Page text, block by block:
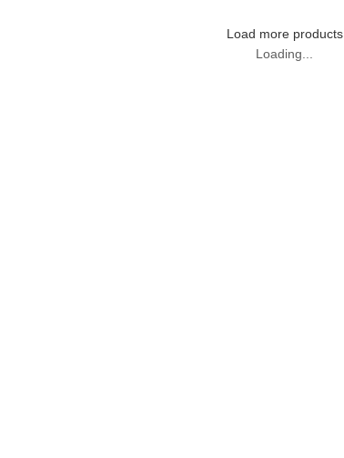
Load more products
Loading...